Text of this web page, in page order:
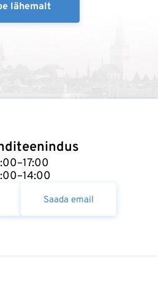
lähemalt
Saada email